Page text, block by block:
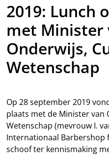
OVER ONS
CONTACT
NIEUWS
2019: Lunch
met Minister
Onderwijs,
Wetenschap
Op 28 september 2019
plaats met de Minister van
Wetenschap (mevrouw I.
Internationaal Barbershop
schoof ter kennismaking